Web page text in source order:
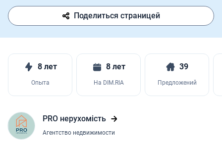
Поделиться страницей
8 лет
Опыта
8 лет
На DIM.RIA
39
Предложений
PRO нерухомість
Агентство недвижимости